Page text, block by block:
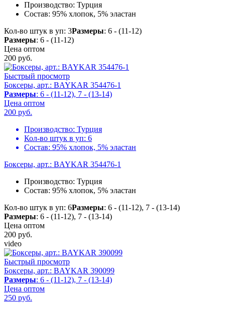
Производство: Турция
Состав: 95% хлопок, 5% эластан
Кол-во штук в уп: 3Размеры: 6 - (11-12)
Размеры: 6 - (11-12)
Цена оптом
200 руб.
Быстрый просмотр
Боксеры, арт.: BAYKAR 354476-1
Размеры: 6 - (11-12), 7 - (13-14)
Цена оптом
200 руб.
Производство: Турция
Кол-во штук в уп: 6
Состав: 95% хлопок, 5% эластан
Боксеры, арт.: BAYKAR 354476-1
Производство: Турция
Состав: 95% хлопок, 5% эластан
Кол-во штук в уп: 6Размеры: 6 - (11-12), 7 - (13-14)
Размеры: 6 - (11-12), 7 - (13-14)
Цена оптом
200 руб.
video
Быстрый просмотр
Боксеры, арт.: BAYKAR 390099
Размеры: 6 - (11-12), 7 - (13-14)
Цена оптом
250 руб.